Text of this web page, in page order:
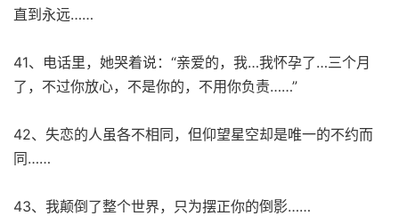
直到永远……
41、电话里，她哭着说：“亲爱的，我…我怀孕了…三个月
了，不过你放心，不是你的，不用你负责……”
42、失恋的人虽各不相同，但仰望星空却是唯一的不约而
同……
43、我颠倒了整个世界，只为摆正你的倒影……